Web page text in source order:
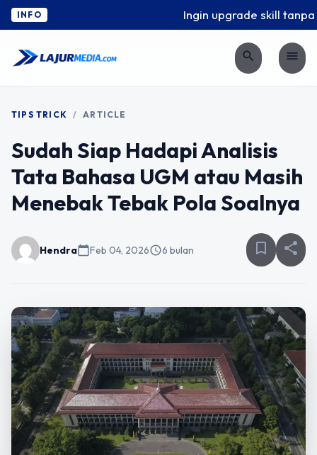
INFO Ingin upgrade skill tanpa
search menu
TIPS TRICK / ARTICLE
Sudah Siap Hadapi Analisis
Tata Bahasa UGM atau Masih
Menebak Tebak Pola Soalnya
Hendracalendar_todayFeb 04, 2026schedule6 bulan bookmark_border share